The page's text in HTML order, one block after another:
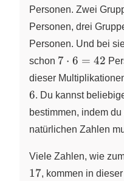
Personen. Zwei
Personen, drei
Personen. Und bei
schon 7
\cdot
42
7 ⋅ 6 = 42
dieser
6
6. Du kannst
bestimmen, indem
natürlichen Zahlen
Viele Zahlen, wie
17, kommen in